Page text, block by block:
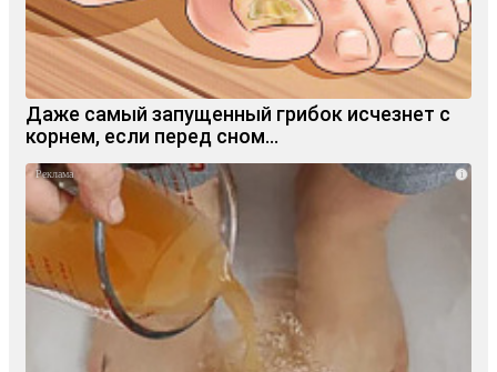
Даже самый запущенный грибок исчезнет с
корнем, если перед сном…
i